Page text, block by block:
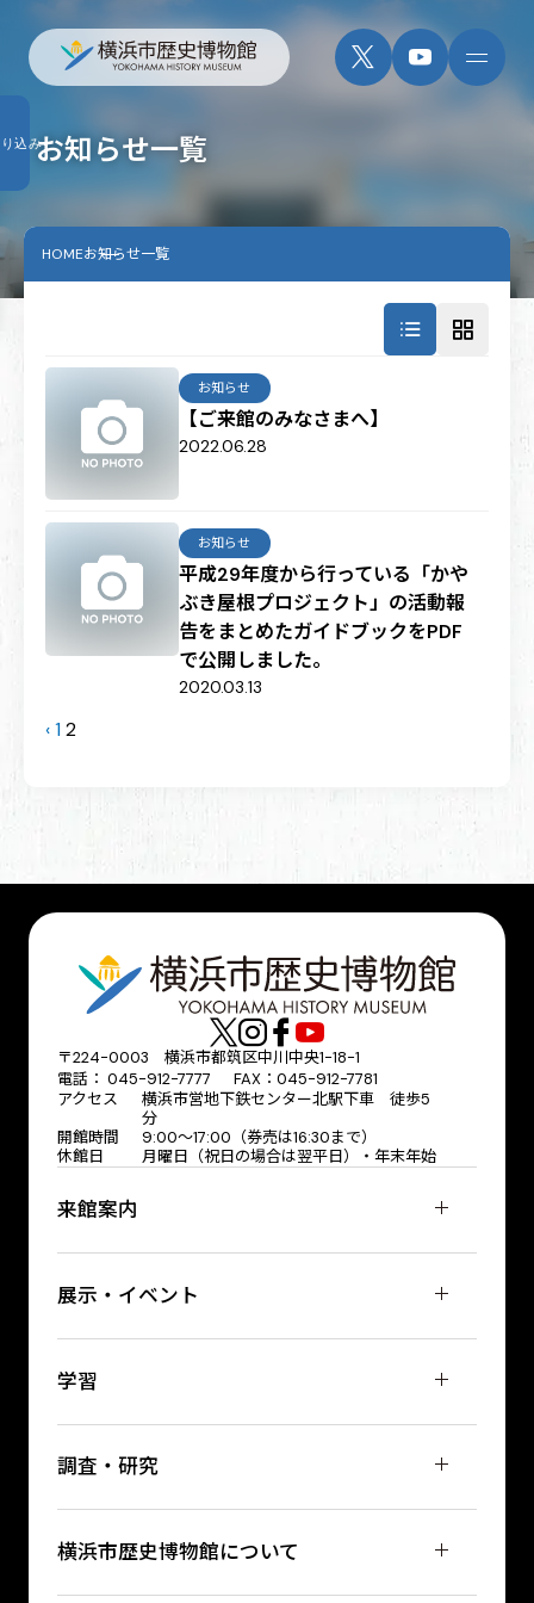
お知らせ一覧
HOMEお知らせ一覧
【ご来館のみなさまへ】
お知らせ
2022.06.28
平成29年度から行っている「かや
ぶき屋根プロジェクト」の活動報
告をまとめたガイドブックをPDF
で公開しました。
お知らせ
2020.03.13
‹ 1 2
込み
〒224-0003 横浜市都筑区中川中央1-18-1
電話： 045-912-7777 FAX：045-912-7781
アクセス
横浜市営地下鉄センター北駅下車 徒歩5
分
開館時間
9:00〜17:00（券売は16:30まで）
休館日
月曜日（祝日の場合は翌平日）・年末年始
来館案内
展示・イベント
学習
調査・研究
横浜市歴史博物館について